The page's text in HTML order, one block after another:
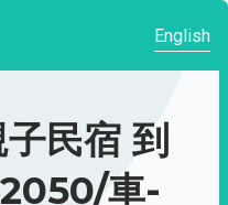
English
民宿 到
車-